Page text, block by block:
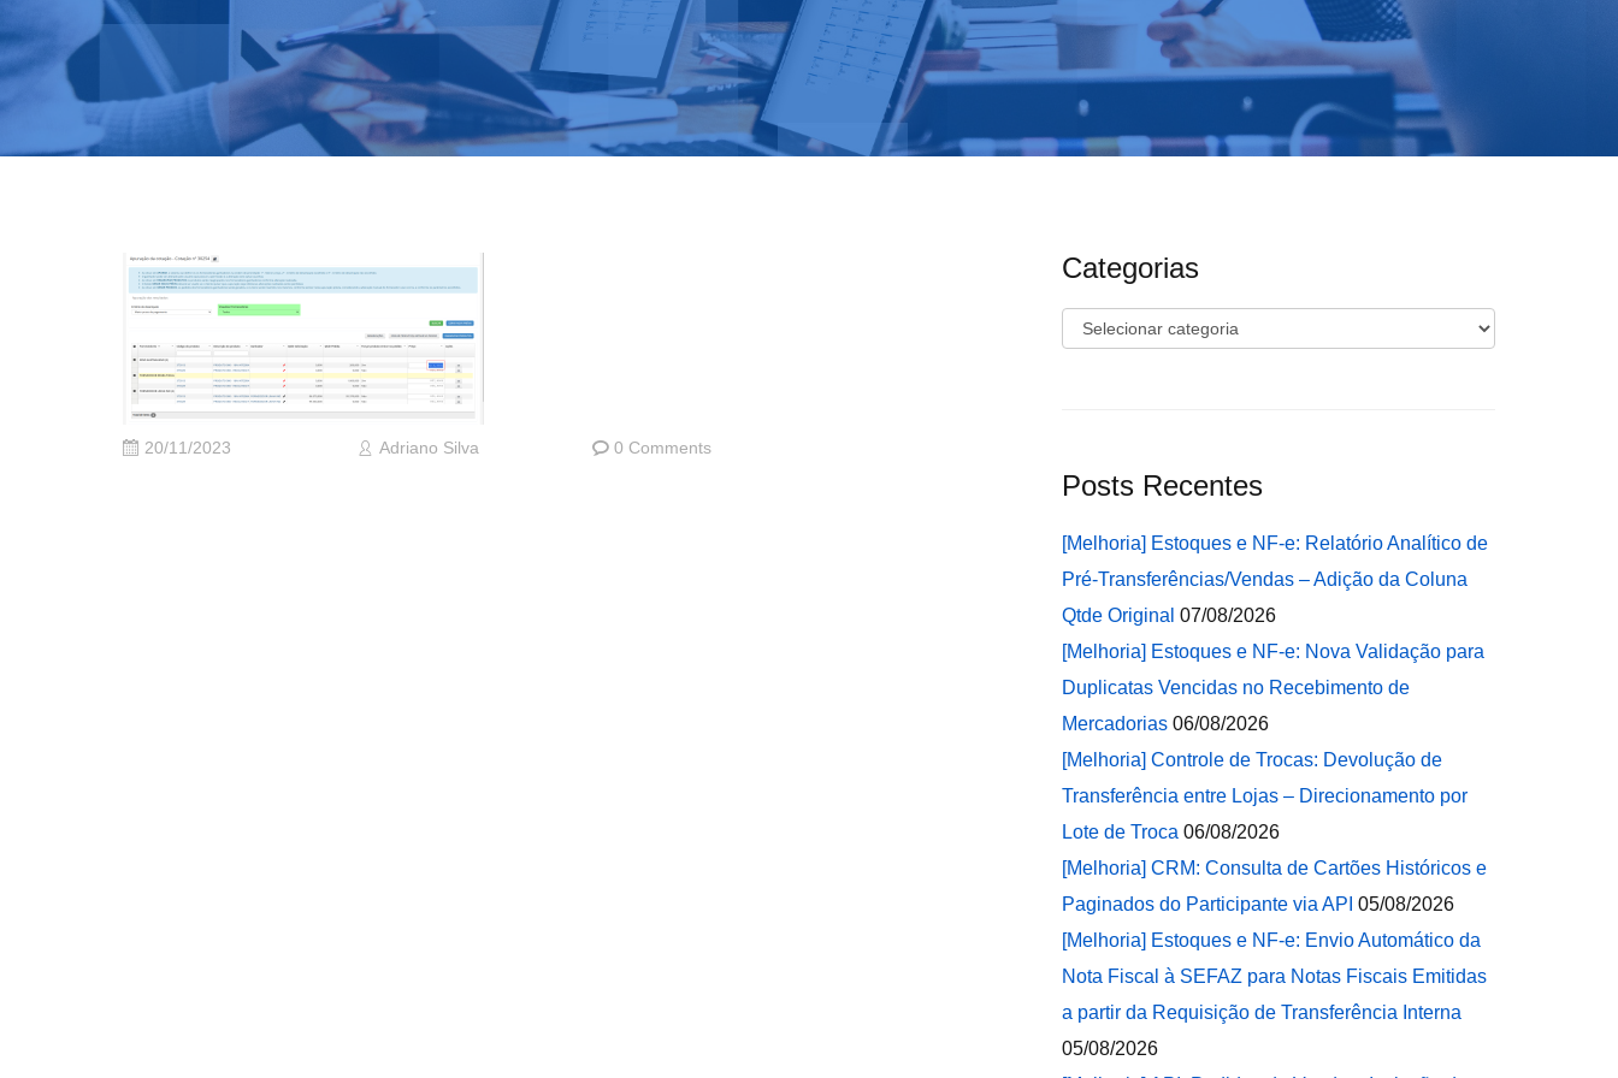
20/11/2023 Adriano Silva 0 Comments
Categorias
Categorias
Posts Recentes
[Melhoria] Estoques e NF-e: Relatório Analítico de
Pré-Transferências/Vendas – Adição da Coluna
Qtde Original 07/08/2026
[Melhoria] Estoques e NF-e: Nova Validação para
Duplicatas Vencidas no Recebimento de
Mercadorias 06/08/2026
[Melhoria] Controle de Trocas: Devolução de
Transferência entre Lojas – Direcionamento por
Lote de Troca 06/08/2026
[Melhoria] CRM: Consulta de Cartões Históricos e
Paginados do Participante via API 05/08/2026
[Melhoria] Estoques e NF-e: Envio Automático da
Nota Fiscal à SEFAZ para Notas Fiscais Emitidas
a partir da Requisição de Transferência Interna
05/08/2026